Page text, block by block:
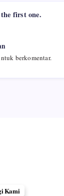
first one.
berkomentar.
Kami